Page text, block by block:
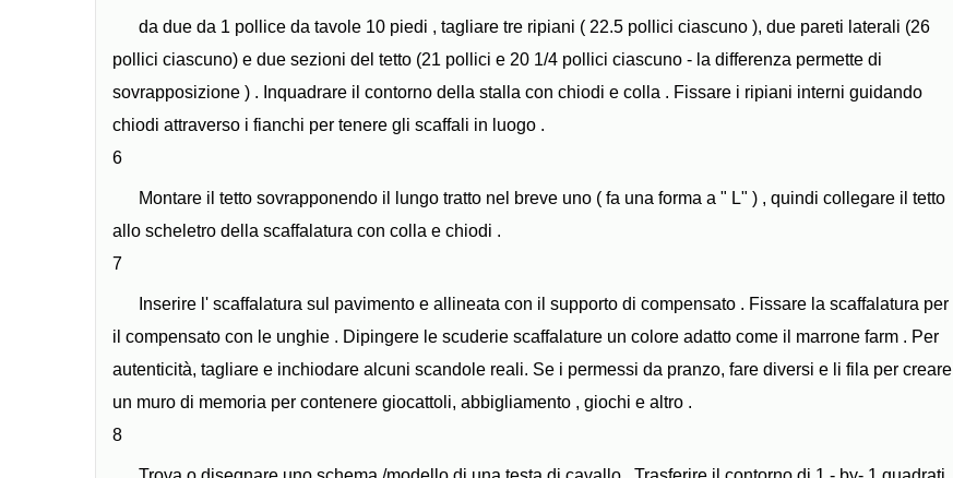
da due da 1 pollice da tavole 10 piedi , tagliare tre ripiani ( 22.5 pollici ciascuno ), due pareti laterali (26
pollici ciascuno) e due sezioni del tetto (21 pollici e 20 1/4 pollici ciascuno - la differenza permette di
sovrapposizione ) . Inquadrare il contorno della stalla con chiodi e colla . Fissare i ripiani interni guidando
chiodi attraverso i fianchi per tenere gli scaffali in luogo .
6
Montare il tetto sovrapponendo il lungo tratto nel breve uno ( fa una forma a " L" ) , quindi collegare il tetto
allo scheletro della scaffalatura con colla e chiodi .
7
Inserire l' scaffalatura sul pavimento e allineata con il supporto di compensato . Fissare la scaffalatura per
il compensato con le unghie . Dipingere le scuderie scaffalature un colore adatto come il marrone farm . Per
autenticità, tagliare e inchiodare alcuni scandole reali. Se i permessi da pranzo, fare diversi e li fila per creare
un muro di memoria per contenere giocattoli, abbigliamento , giochi e altro .
8